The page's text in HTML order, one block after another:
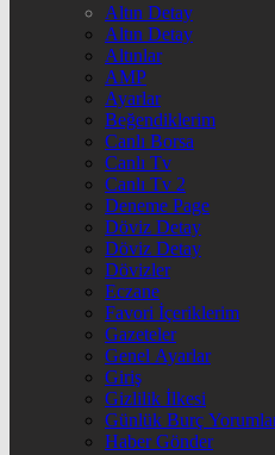
Altın Detay
Altın Detay
Altınlar
AMP
Ayarlar
Beğendiklerim
Canlı Borsa
Canlı Tv
Canlı Tv 2
Deneme Page
Döviz Detay
Döviz Detay
Dövizler
Eczane
Favori İçeriklerim
Gazeteler
Genel Ayarlar
Giriş
Gizlilik İlkesi
Günlük Burç
Haber Gönder